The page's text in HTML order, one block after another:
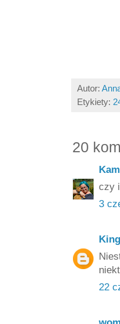
Autor:
Etykiety:
20
czy
3
22